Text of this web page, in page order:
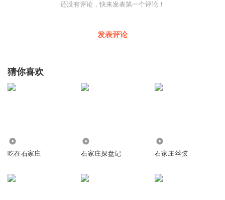
还没有评论，快来发表第一个评论！
发表评论
猜你喜欢
吃在石家庄 石家庄探盘记 石家庄丝弦